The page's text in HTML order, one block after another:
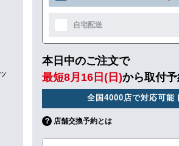
自宅配送
本日中のご注文で
最短8月16日(日)から取付
全国4000店で対応可能
店舗交換予約とは